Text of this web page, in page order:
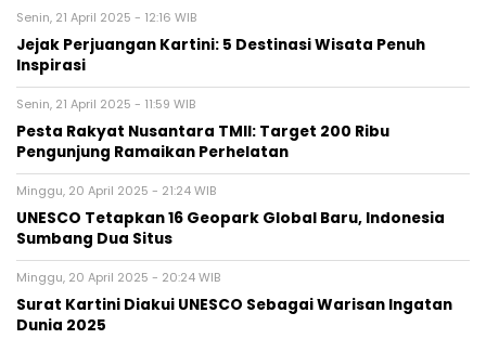
Senin, 21 April 2025 - 12:16 WIB
Jejak Perjuangan Kartini: 5 Destinasi Wisata Penuh
Inspirasi
Senin, 21 April 2025 - 11:59 WIB
Pesta Rakyat Nusantara TMII: Target 200 Ribu
Pengunjung Ramaikan Perhelatan
Minggu, 20 April 2025 - 21:24 WIB
UNESCO Tetapkan 16 Geopark Global Baru, Indonesia
Sumbang Dua Situs
Minggu, 20 April 2025 - 20:24 WIB
Surat Kartini Diakui UNESCO Sebagai Warisan Ingatan
Dunia 2025